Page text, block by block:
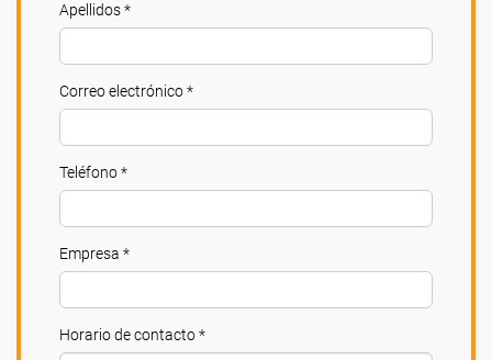
Apellidos *
Correo electrónico *
Teléfono *
Empresa *
Horario de contacto *